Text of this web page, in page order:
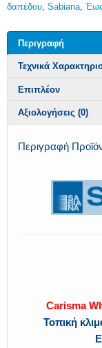
δαπέδου Sabiana Έως
Περιγραφή
Τεχνικά
Επιπλέον
Αξιολογήσεις (0)
Περιγραφή
Carisma
Τοπική